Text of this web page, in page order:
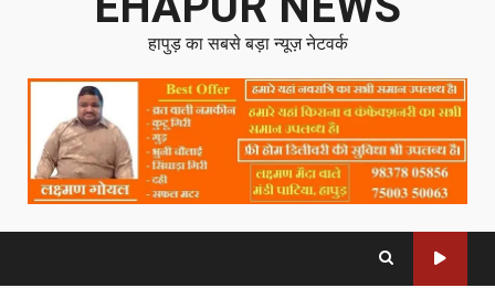
हापुड़ का सबसे बड़ा न्यूज़ नेटवर्क